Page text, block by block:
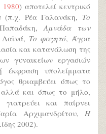
1980) αποτελεί κεντρικό
(π.χ. Ρέα Γαλανάκη, Το
Αμνάδα των
Το φαγητό, Άγρα
και κατανάλωση της
γυναικείων εργασιών
έκφραση υπολείμματα
θριαμβεύει όπως το
και όπως το μήλο,
και παίρνει
Αρχιμανδρίτου, Η
2002).